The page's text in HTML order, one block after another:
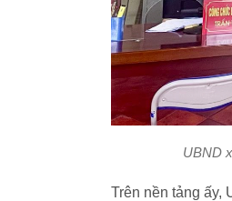
UBND
Trên nền tảng ấy,